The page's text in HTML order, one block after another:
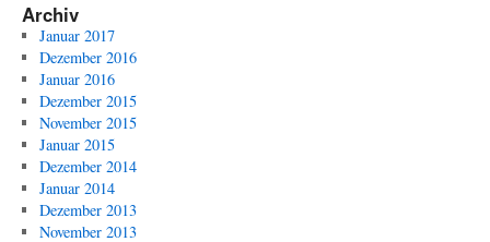
Archiv
Januar 2017
Dezember 2016
Januar 2016
Dezember 2015
November 2015
Januar 2015
Dezember 2014
Januar 2014
Dezember 2013
November 2013